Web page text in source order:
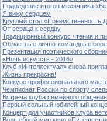
Подведение итогов месячника
Я вижу сердцем
Круглый стол «Преемственность
От сердца к сердцу
Традиционный конкурс чтения и
Областные лично-командные
Презентация поэтического
«Ночь искусств - 2016»
Клуб «Интеллектуал» снова
Жизнь прекрасна!
Конкурс профессионального
Чемпионат России по спорту
Встреча клуба семейного
Первый сольный юбилейный
Концерт для участников клуба